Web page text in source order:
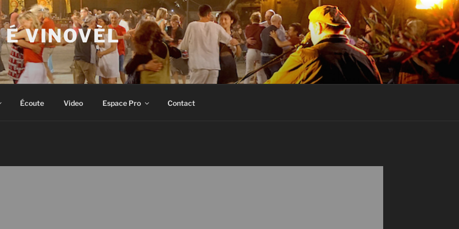
VINOVÈL
Écoute Video Espace Pro Contact